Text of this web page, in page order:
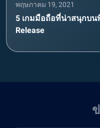
พฤษภาคม 19, 2021
5 เกมมือถือที่น่าสนุกบน
Release